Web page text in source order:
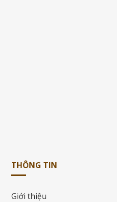
THÔNG TIN
Giới thiệu